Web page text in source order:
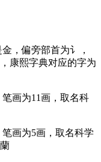
金 ，偏旁部首为讠，
康熙字典对应的字为
笔画为11画，取名科
笔画为5画，取名科学
蘭